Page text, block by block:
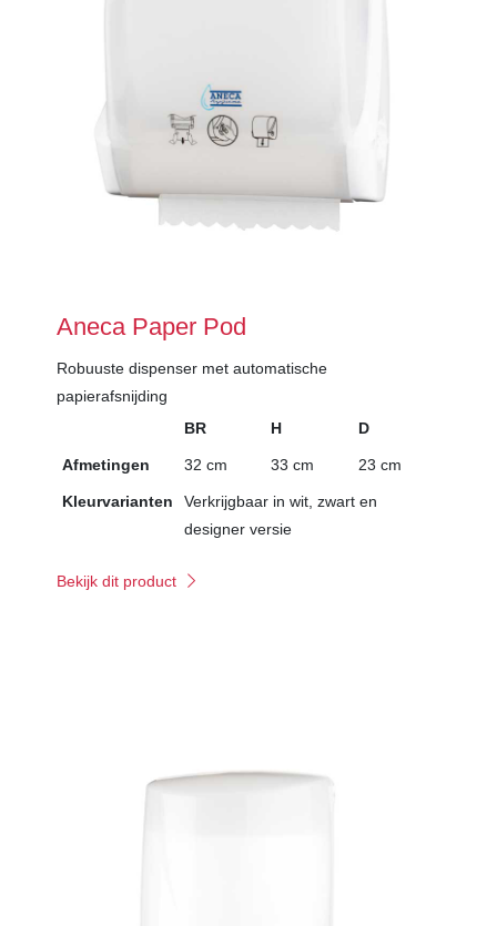
Aneca Paper Pod
Robuuste dispenser met automatische
papierafsnijding
BR
H D
Afmetingen 32 cm 33 cm 23 cm
Kleurvarianten
Verkrijgbaar in wit, zwart en
designer versie
Bekijk dit product